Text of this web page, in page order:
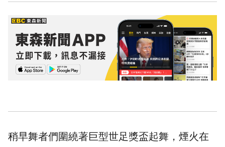
稍早舞者們圍繞著巨型世足獎盃起舞，煙火在